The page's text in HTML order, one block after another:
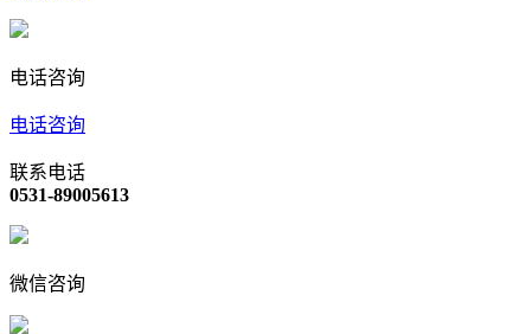
电话咨询
电话咨询
联系电话
0531-89005613
微信咨询